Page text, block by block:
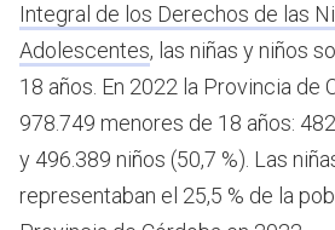
Integral de los Derechos de las
Adolescentes, las niñas y niños
18 años. En 2022 la Provincia de
978.749 menores de 18 años:
y 496.389 niños (50,7 %). Las
representaban el 25,5 % de la